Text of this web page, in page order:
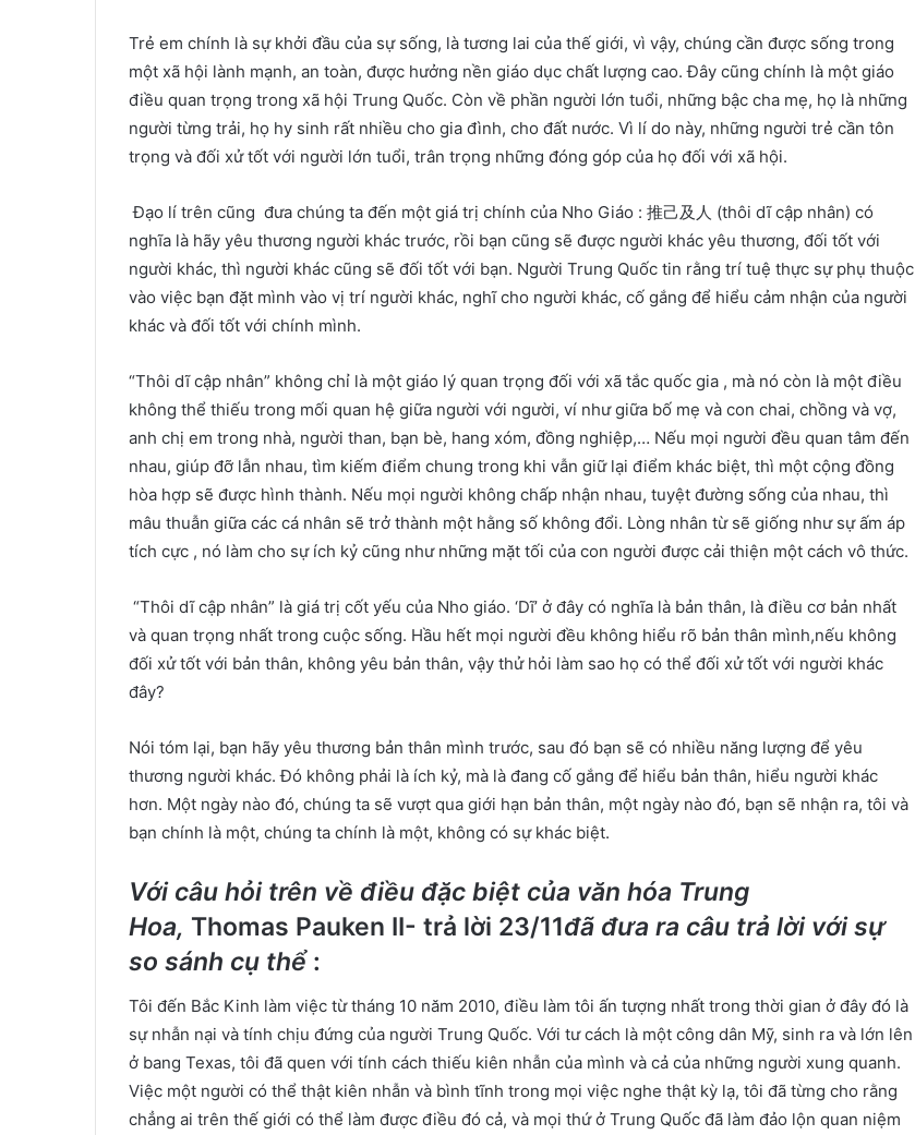
Trẻ em chính là sự khởi đầu của sự sống, là tương lai của thế giới, vì vậy, chúng cần được sống trong
một xã hội lành mạnh, an toàn, được hưởng nền giáo dục chất lượng cao. Đây cũng chính là một giáo
điều quan trọng trong xã hội Trung Quốc. Còn về phần người lớn tuổi, những bậc cha mẹ, họ là những
người từng trải, họ hy sinh rất nhiều cho gia đình, cho đất nước. Vì lí do này, những người trẻ cần tôn
trọng và đối xử tốt với người lớn tuổi, trân trọng những đóng góp của họ đối với xã hội.
Đạo lí trên cũng đưa chúng ta đến một giá trị chính của Nho Giáo : 推己及人 (thôi dĩ cập nhân) có
nghĩa là hãy yêu thương người khác trước, rồi bạn cũng sẽ được người khác yêu thương, đối tốt với
người khác, thì người khác cũng sẽ đối tốt với bạn. Người Trung Quốc tin rằng trí tuệ thực sự phụ thuộc
vào việc bạn đặt mình vào vị trí người khác, nghĩ cho người khác, cố gắng để hiểu cảm nhận của người
khác và đối tốt với chính mình.
“Thôi dĩ cập nhân” không chỉ là một giáo lý quan trọng đối với xã tắc quốc gia , mà nó còn là một điều
không thể thiếu trong mối quan hệ giữa người với người, ví như giữa bố mẹ và con chai, chồng và vợ,
anh chị em trong nhà, người than, bạn bè, hang xóm, đồng nghiệp,… Nếu mọi người đều quan tâm đến
nhau, giúp đỡ lẫn nhau, tìm kiếm điểm chung trong khi vẫn giữ lại điểm khác biệt, thì một cộng đồng
hòa hợp sẽ được hình thành. Nếu mọi người không chấp nhận nhau, tuyệt đường sống của nhau, thì
mâu thuẫn giữa các cá nhân sẽ trở thành một hằng số không đổi. Lòng nhân từ sẽ giống như sự ấm áp
tích cực , nó làm cho sự ích kỷ cũng như những mặt tối của con người được cải thiện một cách vô thức.
“Thôi dĩ cập nhân” là giá trị cốt yếu của Nho giáo. ‘Dĩ’ ở đây có nghĩa là bản thân, là điều cơ bản nhất
và quan trọng nhất trong cuộc sống. Hầu hết mọi người đều không hiểu rõ bản thân mình,nếu không
đối xử tốt với bản thân, không yêu bản thân, vậy thử hỏi làm sao họ có thể đối xử tốt với người khác
đây?
Nói tóm lại, bạn hãy yêu thương bản thân mình trước, sau đó bạn sẽ có nhiều năng lượng để yêu
thương người khác. Đó không phải là ích kỷ, mà là đang cố gắng để hiểu bản thân, hiểu người khác
hơn. Một ngày nào đó, chúng ta sẽ vượt qua giới hạn bản thân, một ngày nào đó, bạn sẽ nhận ra, tôi và
bạn chính là một, chúng ta chính là một, không có sự khác biệt.
Với câu hỏi trên về điều đặc biệt của văn hóa Trung
Hoa, Thomas Pauken II- trả lời 23/11đã đưa ra câu trả lời với sự
so sánh cụ thể:
Tôi đến Bắc Kinh làm việc từ tháng 10 năm 2010, điều làm tôi ấn tượng nhất trong thời gian ở đây đó là
sự nhẫn nại và tính chịu đứng của người Trung Quốc. Với tư cách là một công dân Mỹ, sinh ra và lớn lên
ở bang Texas, tôi đã quen với tính cách thiếu kiên nhẫn của mình và cả của những người xung quanh.
Việc một người có thể thật kiên nhẫn và bình tĩnh trong mọi việc nghe thật kỳ lạ, tôi đã từng cho rằng
chẳng ai trên thế giới có thể làm được điều đó cả, và mọi thứ ở Trung Quốc đã làm đảo lộn quan niệm